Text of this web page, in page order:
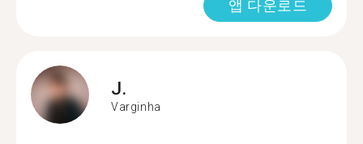
앱 다운로드
J.
Varginha